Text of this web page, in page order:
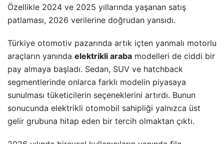
Özellikle 2024 ve 2025 yıllarında yaşanan satış
patlaması, 2026 verilerine doğrudan yansıdı.
Türkiye otomotiv pazarında artık içten yanmalı motorlu
araçların yanında elektrikli araba modelleri de ciddi bir
pay almaya başladı. Sedan, SUV ve hatchback
segmentlerinde onlarca farklı modelin piyasaya
sunulması tüketicilerin seçeneklerini artırdı. Bunun
sonucunda elektrikli otomobil sahipliği yalnızca üst
gelir grubuna hitap eden bir tercih olmaktan çıktı.